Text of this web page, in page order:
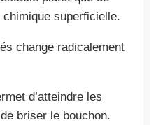
superficielle.
change radicalement
d’atteindre les
briser le bouchon.